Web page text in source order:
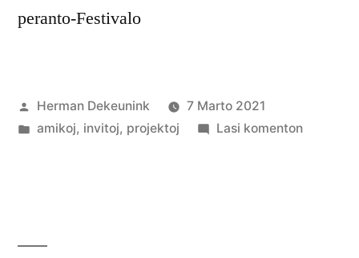
peranto-Festivalo
Afiŝita
de
Herman Dekeunink
7 Marto 2021
Afiŝita
amikoj, invitoj, projektoj Lasi komentonpri